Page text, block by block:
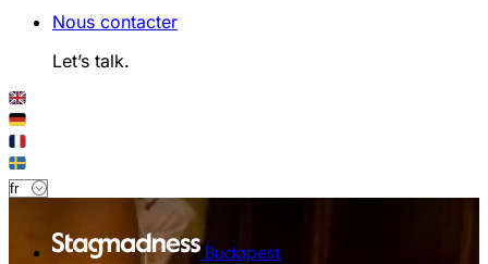
Nous contacter
Let’s talk.
Budapest